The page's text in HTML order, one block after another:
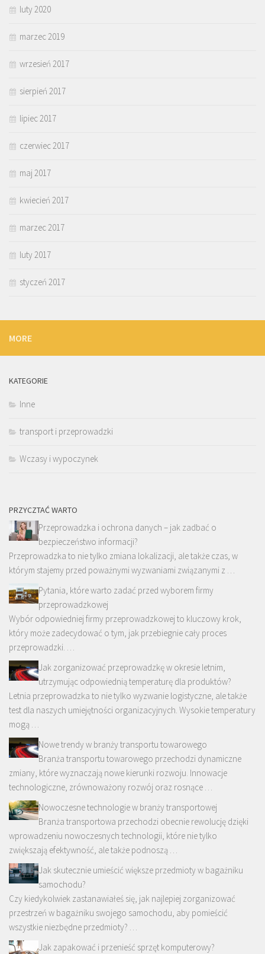
luty 2020
marzec 2019
wrzesień 2017
sierpień 2017
lipiec 2017
czerwiec 2017
maj 2017
kwiecień 2017
marzec 2017
luty 2017
styczeń 2017
MORE
KATEGORIE
Inne
transport i przeprowadzki
Wczasy i wypoczynek
PRZYCZTAĆ WARTO
Przeprowadzka i ochrona danych – jak zadbać o
bezpieczeństwo informacji?
Przeprowadzka to nie tylko zmiana lokalizacji, ale także czas, w
którym stajemy przed poważnymi wyzwaniami związanymi z …
Pytania, które warto zadać przed wyborem firmy
przeprowadzkowej
Wybór odpowiedniej firmy przeprowadzkowej to kluczowy krok,
który może zadecydować o tym, jak przebiegnie cały proces
przeprowadzki. …
Jak zorganizować przeprowadzkę w okresie letnim,
utrzymując odpowiednią temperaturę dla produktów?
Letnia przeprowadzka to nie tylko wyzwanie logistyczne, ale także
test dla naszych umiejętności organizacyjnych. Wysokie temperatury
mogą …
Nowe trendy w branży transportu towarowego
Branża transportu towarowego przechodzi dynamiczne
zmiany, które wyznaczają nowe kierunki rozwoju. Innowacje
technologiczne, zrównoważony rozwój oraz rosnące …
Nowoczesne technologie w branży transportowej
Branża transportowa przechodzi obecnie rewolucję dzięki
wprowadzeniu nowoczesnych technologii, które nie tylko
zwiększają efektywność, ale także podnoszą …
Jak skutecznie umieścić większe przedmioty w bagażniku
samochodu?
Czy kiedykolwiek zastanawiałeś się, jak najlepiej zorganizować
przestrzeń w bagażniku swojego samochodu, aby pomieścić
wszystkie niezbędne przedmioty? …
Jak zapakować i przenieść sprzęt komputerowy?